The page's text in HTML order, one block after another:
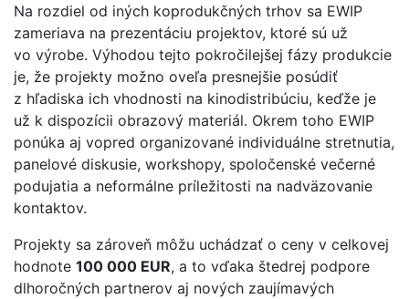
Na rozdiel od iných koprodukčných trhov sa EWIP
zameriava na prezentáciu projektov, ktoré sú už
vo výrobe. Výhodou tejto pokročilejšej fázy produkcie
je, že projekty možno oveľa presnejšie posúdiť
z hľadiska ich vhodnosti na kinodistribúciu, keďže je
už k dispozícii obrazový materiál. Okrem toho EWIP
ponúka aj vopred organizované individuálne stretnutia,
panelové diskusie, workshopy, spoločenské večerné
podujatia a neformálne príležitosti na nadväzovanie
kontaktov.
Projekty sa zároveň môžu uchádzať o ceny v celkovej
hodnote 100 000 EUR, a to vďaka štedrej podpore
dlhoročných partnerov aj nových zaujímavých